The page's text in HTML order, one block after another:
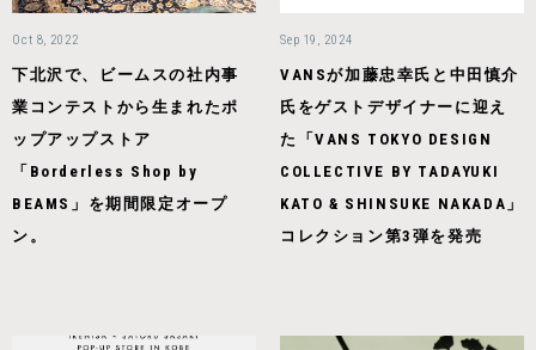
Oct 8, 2022
下北沢で、ビームスの社内事
業コンテストから生まれたポ
ップアップストア
「Borderless Shop by
BEAMS」を期間限定オープ
ン。
Sep 19, 2024
VANSが加藤忠幸氏と中田慎介
氏をゲストデザイナーに迎え
た「VANS TOKYO DESIGN
COLLECTIVE BY TADAYUKI
KATO & SHINSUKE NAKADA」
コレクション第3弾を発売